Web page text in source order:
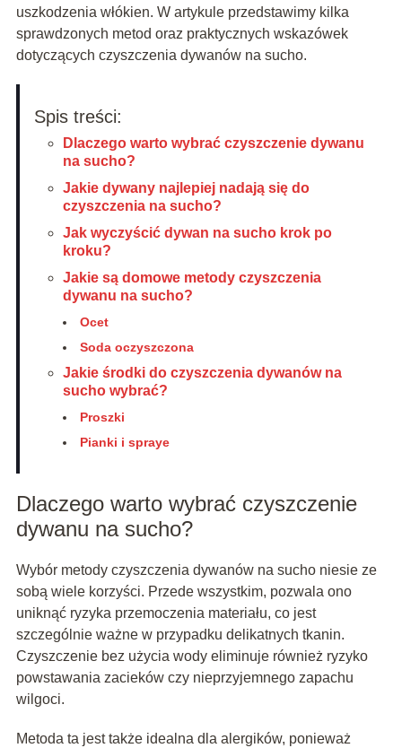
uszkodzenia włókien. W artykule przedstawimy kilka
sprawdzonych metod oraz praktycznych wskazówek
dotyczących czyszczenia dywanów na sucho.
Spis treści:
Dlaczego warto wybrać czyszczenie dywanu
na sucho?
Jakie dywany najlepiej nadają się do
czyszczenia na sucho?
Jak wyczyścić dywan na sucho krok po
kroku?
Jakie są domowe metody czyszczenia
dywanu na sucho?
Ocet
Soda oczyszczona
Jakie środki do czyszczenia dywanów na
sucho wybrać?
Proszki
Pianki i spraye
Dlaczego warto wybrać czyszczenie
dywanu na sucho?
Wybór metody czyszczenia dywanów na sucho niesie ze
sobą wiele korzyści. Przede wszystkim, pozwala ono
uniknąć ryzyka przemoczenia materiału, co jest
szczególnie ważne w przypadku delikatnych tkanin.
Czyszczenie bez użycia wody eliminuje również ryzyko
powstawania zacieków czy nieprzyjemnego zapachu
wilgoci.
Metoda ta jest także idealna dla alergików, ponieważ